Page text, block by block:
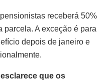
receberá 50%
parcela. A exceção é para
depois de janeiro e
que os